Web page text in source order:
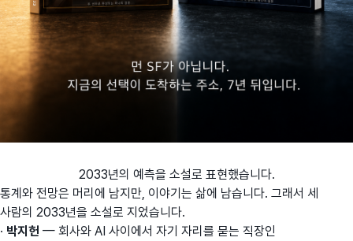
2033년의 예측을 소설로 표현했습니다.
통계와 전망은 머리에 남지만, 이야기는 삶에 남습니다. 그래서 세
사람의 2033년을 소설로 지었습니다.
· 박지헌 — 회사와 AI 사이에서 자기 자리를 묻는 직장인